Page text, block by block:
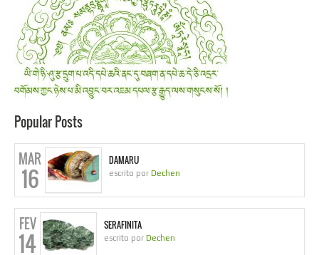
Popular Posts
MAR
16
DAMARU
escrito por Dechen
FEV
14
SERAFINITA
escrito por Dechen